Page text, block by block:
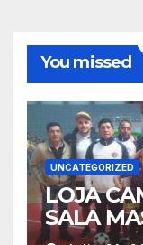
You missed
UNCATEGORIZED
LOJA
SALA